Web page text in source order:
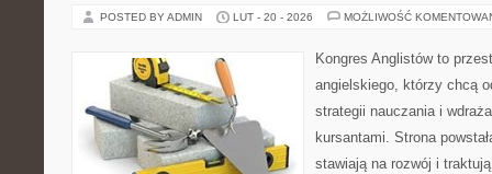
POSTED BY ADMIN LUT - 20 - 2026 MOŻLIWOŚĆ
Kongres Anglistów to
angielskiego, którzy chcą
strategii nauczania i
kursantami. Strona
stawiają na rozwój i